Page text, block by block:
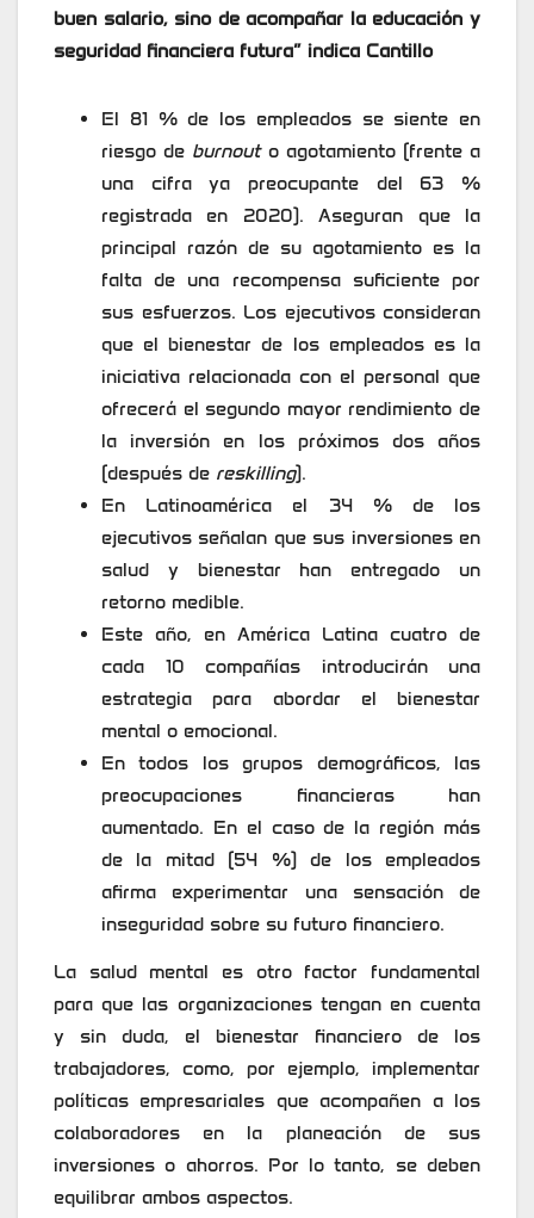
buen salario, sino de acompañar la educación y
seguridad financiera futura” indica Cantillo
El 81 % de los empleados se siente en
riesgo de burnouto agotamiento (frente a
una cifra ya preocupante del 63 %
registrada en 2020). Aseguran que la
principal razón de su agotamiento es la
falta de una recompensa suficiente por
sus esfuerzos. Los ejecutivos consideran
que el bienestar de los empleados es la
iniciativa relacionada con el personal que
ofrecerá el segundo mayor rendimiento de
la inversión en los próximos dos años
(después de reskilling).
En Latinoamérica el 34 % de los
ejecutivos señalan que sus inversiones en
salud y bienestar han entregado un
retorno medible.
Este año, en América Latina cuatro de
cada 10 compañías introducirán una
estrategia para abordar el bienestar
mental o emocional.
En todos los grupos demográficos, las
preocupaciones financieras han
aumentado. En el caso de la región más
de la mitad (54 %) de los empleados
afirma experimentar una sensación de
inseguridad sobre su futuro financiero.
La salud mental es otro factor fundamental
para que las organizaciones tengan en cuenta
y sin duda, el bienestar financiero de los
trabajadores, como, por ejemplo, implementar
políticas empresariales que acompañen a los
colaboradores en la planeación de sus
inversiones o ahorros. Por lo tanto, se deben
equilibrar ambos aspectos.